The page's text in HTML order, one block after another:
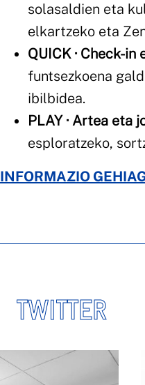
solasaldien eta
elkartzeko eta
QUICK · Check-in
funtsezkoena
ibilbidea.
PLAY · Artea eta
esploratzeko,
INFORMAZIO
TWITTER